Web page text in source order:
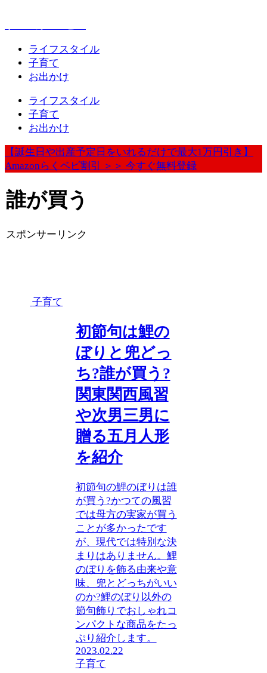
ライフスタイル
子育て
お出かけ
ライフスタイル
子育て
お出かけ
【誕生日や出産予定日をいれるだけで最大1万円引き】
Amazonらくベビ割引 ＞＞ 今すぐ無料登録
誰が買う
スポンサーリンク
子育て
初節句は鯉の
ぼりと兜どっ
ち?誰が買う?
関東関西風習
や次男三男に
贈る五月人形
を紹介
初節句の鯉のぼりは誰
が買う?かつての風習
では母方の実家が買う
ことが多かったです
が、現代では特別な決
まりはありません。鯉
のぼりを飾る由来や意
味、兜とどっちがいい
のか?鯉のぼり以外の
節句飾りでおしゃれコ
ンパクトな商品をたっ
ぷり紹介します。
2023.02.22
子育て